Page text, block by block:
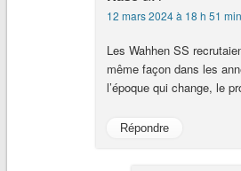
12 mars 2024 à 18 h 51 min
Les Wahhen SS
même façon dans les
l’époque qui change, le
Répondre